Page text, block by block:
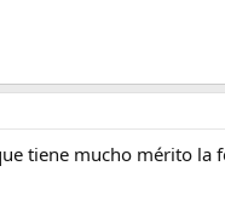
tiene mucho mérito la